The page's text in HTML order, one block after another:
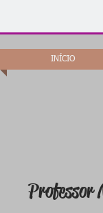
INÍCIO
Professor